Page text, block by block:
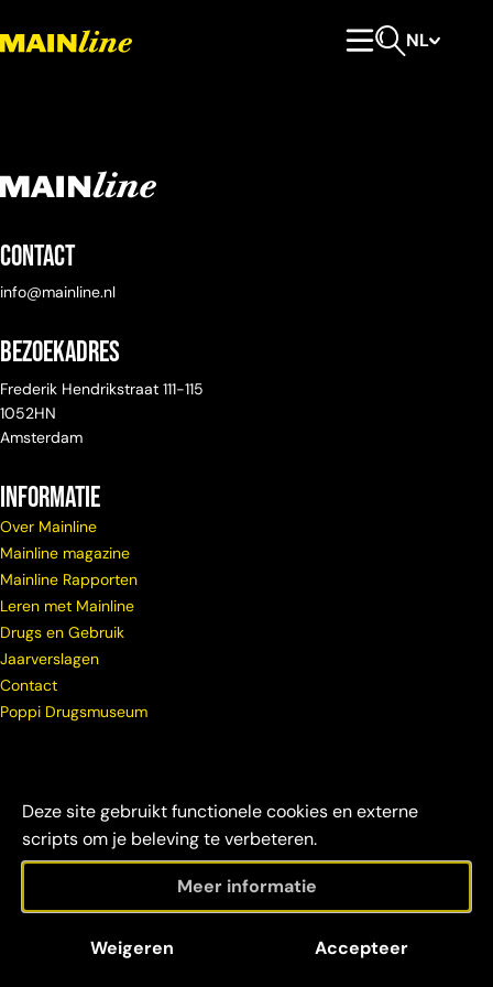
Deze site gebruikt functionele cookies en externe
scripts om je beleving te verbeteren.
Meer informatie
Weigeren Accepteer
NL
Contact
info@mainline.nl
Bezoekadres
Frederik Hendrikstraat 111-115
1052HN
Amsterdam
Informatie
Over Mainline
Mainline magazine
Mainline Rapporten
Leren met Mainline
Drugs en Gebruik
Jaarverslagen
Contact
Poppi Drugsmuseum
Mainline 2026
verantwoordelijkheid
credits